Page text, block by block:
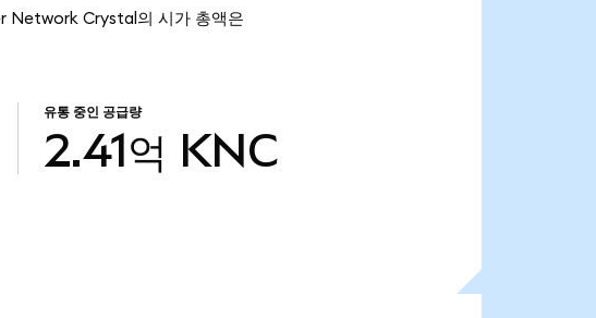
Network Crystal의 시가 총액은
유통 중인 공급량
2.41억 KNC